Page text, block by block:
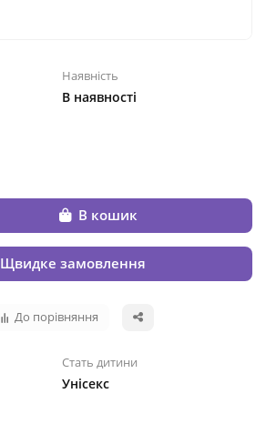
Наявність
В наявності
В кошик
Щвидке замовлення
До порівняння
Стать дитини
Унісекс